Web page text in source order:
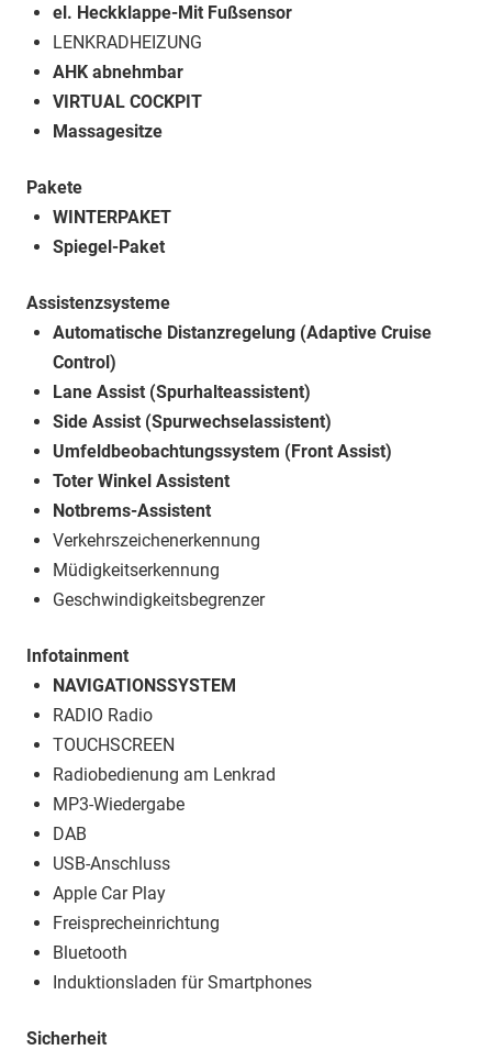
el. Heckklappe-Mit Fußsensor
LENKRADHEIZUNG
AHK abnehmbar
VIRTUAL COCKPIT
Massagesitze
Pakete
WINTERPAKET
Spiegel-Paket
Assistenzsysteme
Automatische Distanzregelung (Adaptive Cruise
Control)
Lane Assist (Spurhalteassistent)
Side Assist (Spurwechselassistent)
Umfeldbeobachtungssystem (Front Assist)
Toter Winkel Assistent
Notbrems-Assistent
Verkehrszeichenerkennung
Müdigkeitserkennung
Geschwindigkeitsbegrenzer
Infotainment
NAVIGATIONSSYSTEM
RADIO Radio
TOUCHSCREEN
Radiobedienung am Lenkrad
MP3-Wiedergabe
DAB
USB-Anschluss
Apple Car Play
Freisprecheinrichtung
Bluetooth
Induktionsladen für Smartphones
Sicherheit